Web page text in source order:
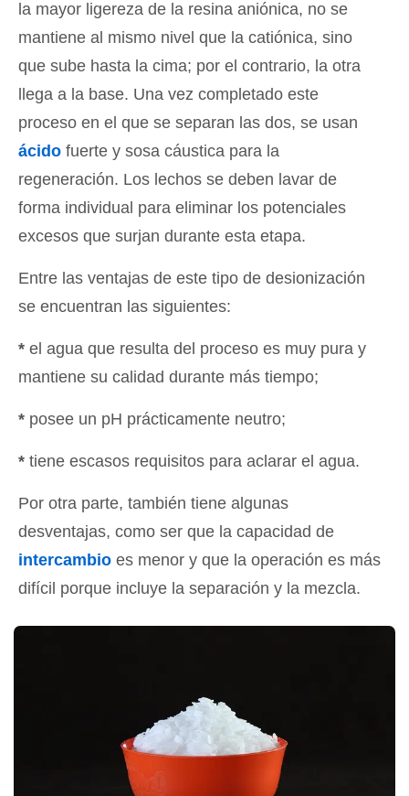
la mayor ligereza de la resina aniónica, no se
mantiene al mismo nivel que la catiónica, sino
que sube hasta la cima; por el contrario, la otra
llega a la base. Una vez completado este
proceso en el que se separan las dos, se usan
ácido fuerte y sosa cáustica para la
regeneración. Los lechos se deben lavar de
forma individual para eliminar los potenciales
excesos que surjan durante esta etapa.
Entre las ventajas de este tipo de desionización
se encuentran las siguientes:
* el agua que resulta del proceso es muy pura y
mantiene su calidad durante más tiempo;
* posee un pH prácticamente neutro;
* tiene escasos requisitos para aclarar el agua.
Por otra parte, también tiene algunas
desventajas, como ser que la capacidad de
intercambio es menor y que la operación es más
difícil porque incluye la separación y la mezcla.